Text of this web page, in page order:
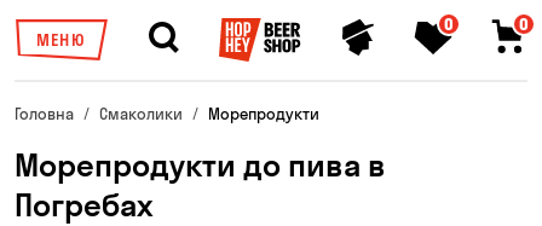
МЕНЮ
0 0
Головна Смаколики Морепродукти
Морепродукти до пива в
Погребах